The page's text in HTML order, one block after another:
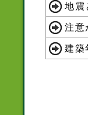
地震
注意
建築